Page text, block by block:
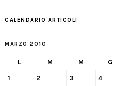
CALENDARIO ARTICOLI
MARZO 2010
L M M G
1 2 3 4